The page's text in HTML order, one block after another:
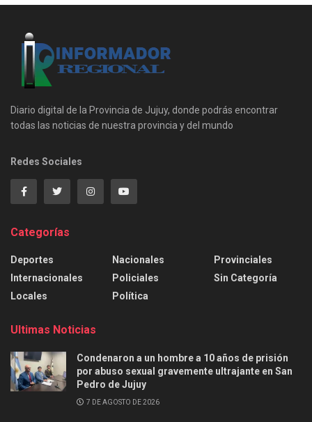
Diario digital de la Provincia de Jujuy, donde podrás encontrar
todas las noticias de nuestra provincia y del mundo
Redes Sociales
Categorías
Deportes
Internacionales
Locales
Nacionales
Policiales
Política
Provinciales
Sin Categoría
Ultimas Noticias
Condenaron a un hombre a 10 años de prisión
por abuso sexual gravemente ultrajante en San
Pedro de Jujuy
7 DE AGOSTO DE 2026